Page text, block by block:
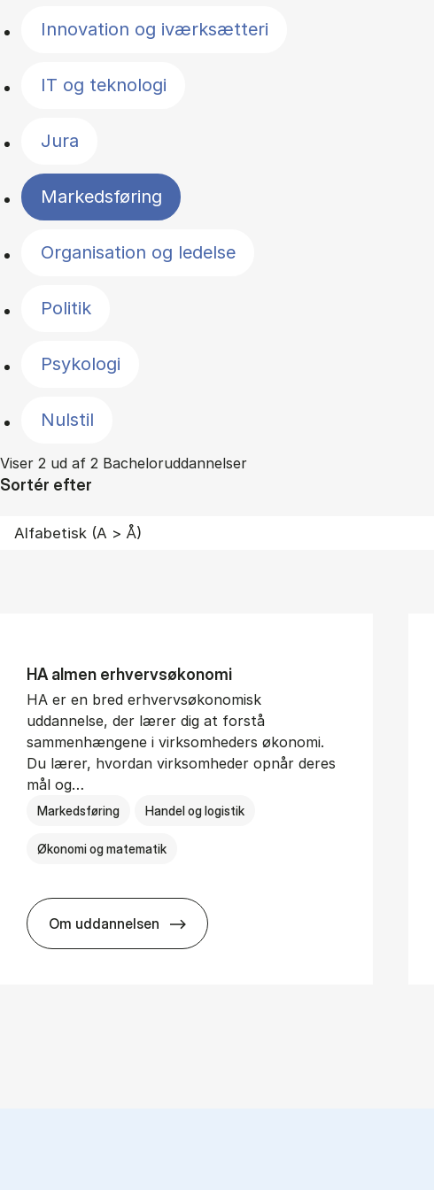
Innovation og iværksætteri
IT og teknologi
Jura
Markedsføring
Organisation og ledelse
Politik
Psykologi
Nulstil
Viser 2 ud af 2 Bacheloruddannelser
Sortér efter
HA al­men erhvervs­økonomi
HA er en bred erhvervsøkonomisk
uddannelse, der lærer dig at forstå
sammenhængene i virksomheders økonomi.
Du lærer, hvordan virksomheder opnår deres
mål og…
Markedsføring Handel og logistik
Økonomi og matematik
Om uddannelsen
HA al­men erhvervs­økonomi